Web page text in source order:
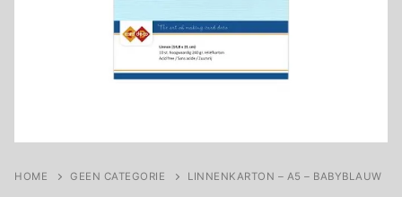
HOME GEEN CATEGORIE LINNENKARTON – A5 – BABYBLAUW